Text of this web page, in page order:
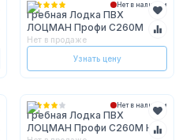
Нет в наличии
Гребная Лодка ПВХ
ЛОЦМАН Профи С260М
Нет в продаже
Узнать цену
Нет в наличии
Гребная Лодка ПВХ
ЛОЦМАН Профи С260М НД